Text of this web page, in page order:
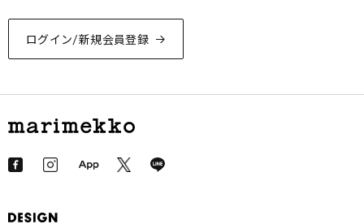
ログイン/新規会員登録